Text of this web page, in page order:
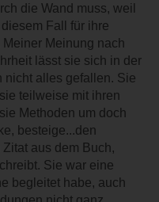
die Wand muss, weil
Fall für ihre
Meiner Meinung nach
lässt sie sich in der
nicht alles gefallen. Sie
teilweise mit ihren
Methoden um doch
besteige...den
aus dem Buch,
Sie war eine
begleitet habe, auch